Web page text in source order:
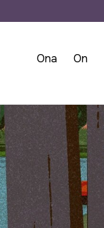
Ona On